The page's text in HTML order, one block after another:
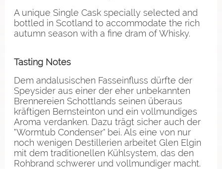
A unique Single Cask specially selected and
bottled in Scotland to accommodate the rich
autumn season with a fine dram of Whisky.
Tasting Notes
Dem andalusischen Fasseinfluss dürfte der
Speysider aus einer der eher unbekannten
Brennereien Schottlands seinen überaus
kräftigen Bernsteinton und ein vollmundiges
Aroma verdanken. Dazu trägt sicher auch der
"Wormtub Condenser" bei. Als eine von nur
noch wenigen Destillerien arbeitet Glen Elgin
mit dem traditionellen Kühlsystem, das den
Rohbrand schwerer und vollmundiger macht.